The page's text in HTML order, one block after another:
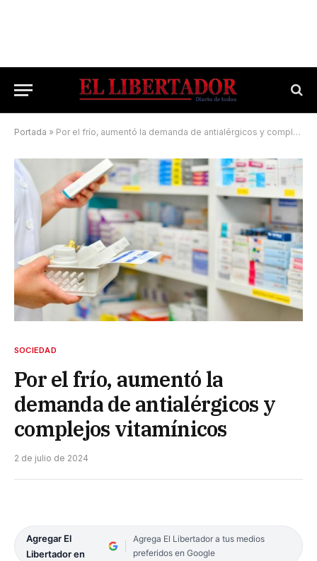
Portada » Por el frío, aumentó la demanda de antialérgicos y complejos vitamínicos
SOCIEDAD
Por el frío, aumentó la
demanda de antialérgicos y
complejos vitamínicos
2 de julio de 2024
Agregar El
Libertador en
Agrega El Libertador a tus medios
preferidos en Google